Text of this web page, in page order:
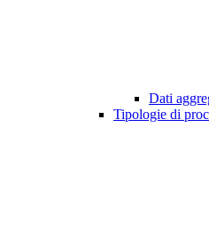
Dati
Tipologie di